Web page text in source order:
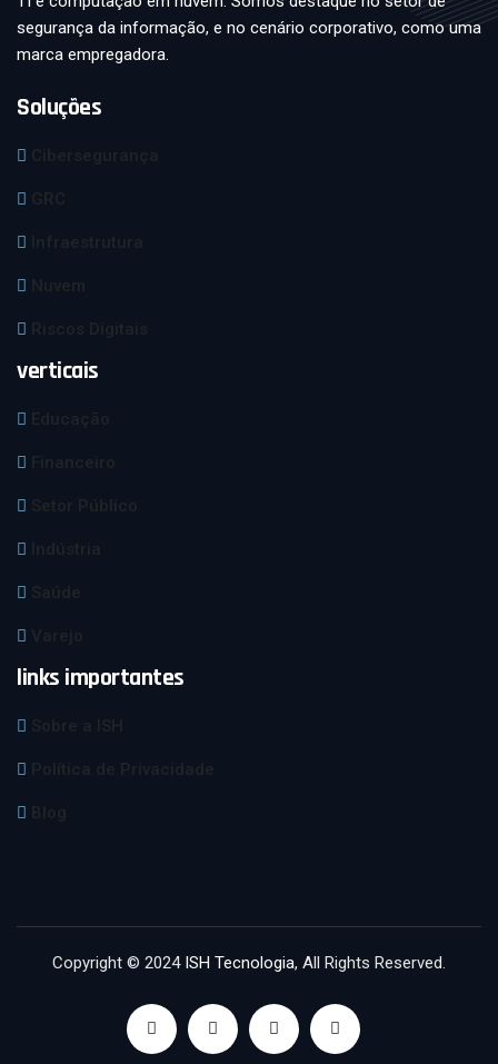
segurança da informação, e no cenário corporativo, como uma
marca empregadora.
Soluções
verticais
links importantes
Copyright © 2024 ISH Tecnologia, All Rights Reserved.